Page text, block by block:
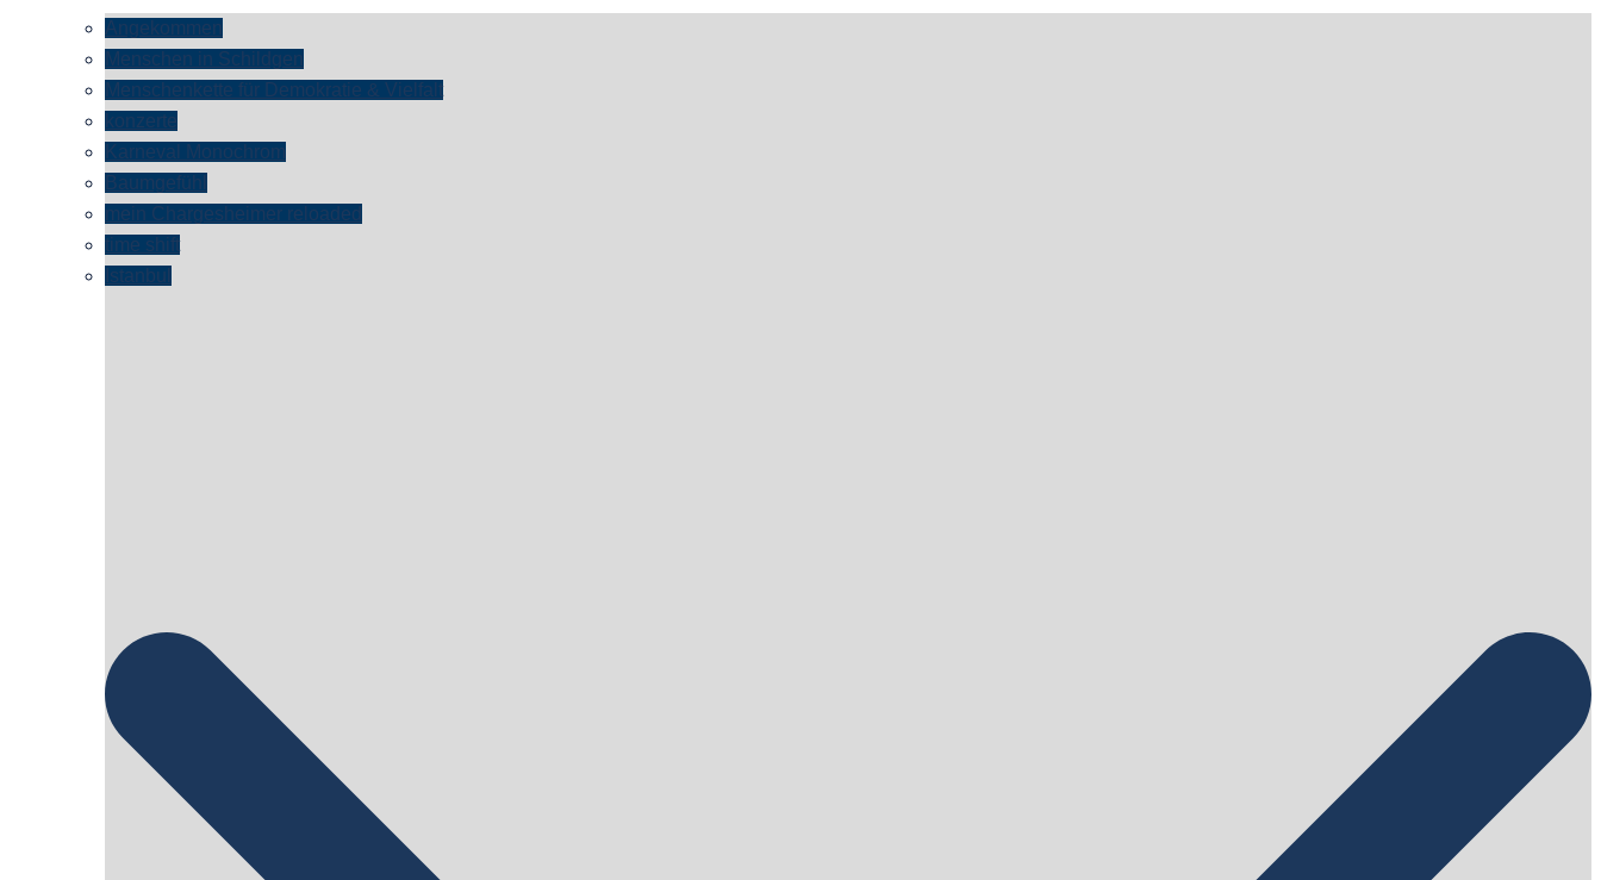
Angekommen
Menschen in Schildgen
Menschenkette für Demokratie & Vielfalt
konzerte
Karneval Monochrom
Baumgefühl
mein Chargesheimer reloaded
time shift
Istanbul